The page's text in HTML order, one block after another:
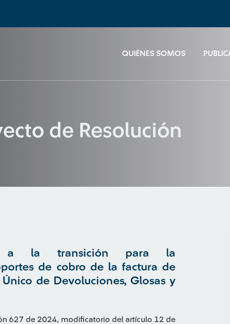
QUIÉNES SOMOS
de Resolución
a la transición para la
de cobro de la factura de
de Devoluciones, Glosas y
627 de 2024, modificatorio del artículo 12 de